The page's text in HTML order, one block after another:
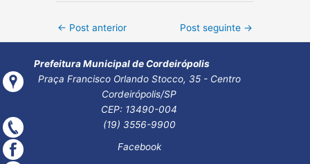
Post
← Post anterior Post seguinte →
Prefeitura Municipal de Cordeirópolis
Praça Francisco Orlando Stocco, 35 - Centro
Cordeirópolis/SP
CEP: 13490-004
(19) 3556-9900
Facebook